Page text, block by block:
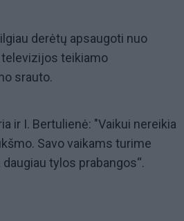
derėtų apsaugoti nuo
teikiamo
srauto.
ir I. Bertulienė: "Vaikui nereikia
Savo vaikams turime
tylos prabangos“.